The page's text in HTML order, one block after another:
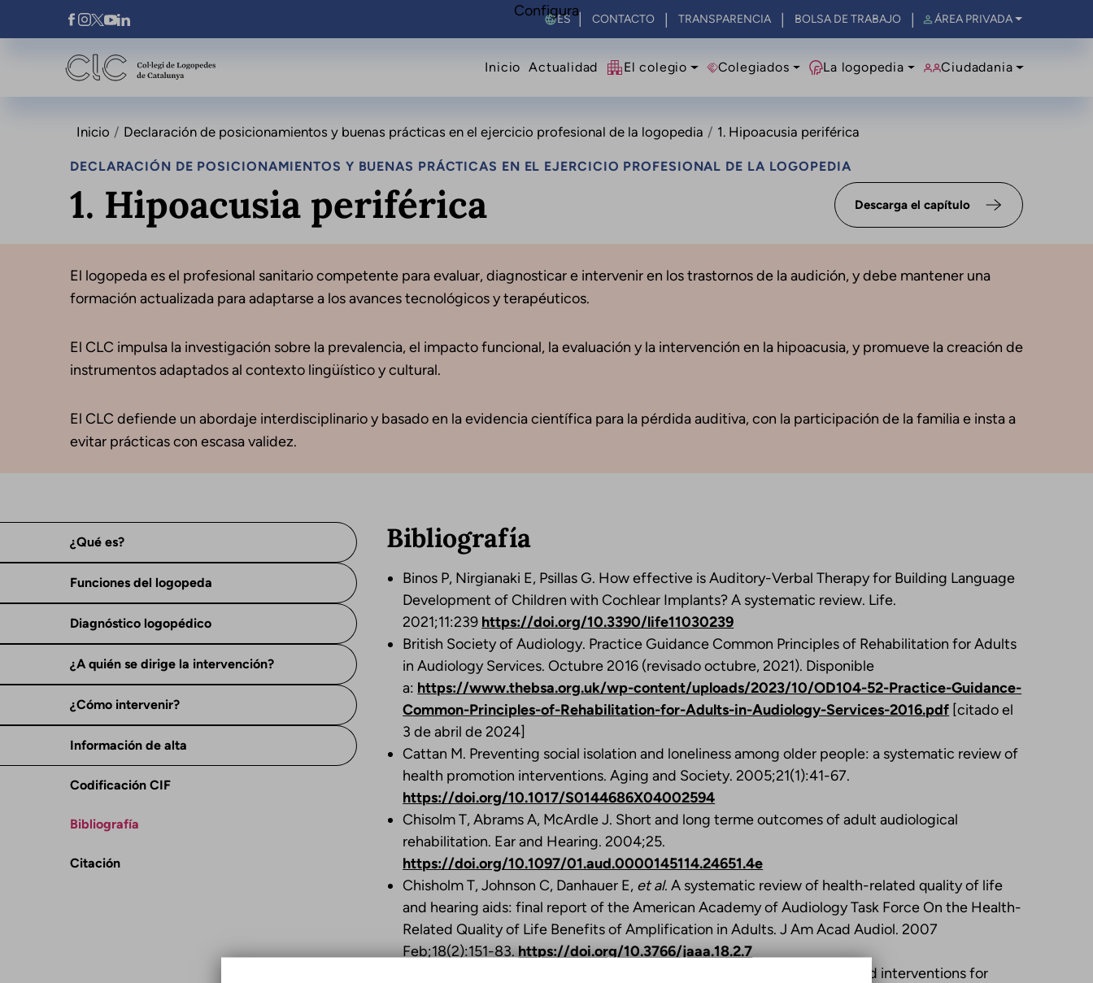
Pasar al contenido principal
Xarxes Socials Select your language
CONTACTO TRANSPARENCIA BOLSA DE TRABAJO ÁREA PRIVADA
Navegació principal
Inicio Actualidad El colegio Colegiados La logopedia Ciudadania
Inicio Declaración de posicionamientos y buenas prácticas en el ejercicio profesional de la logopedia 1. Hipoacusia periférica
DECLARACIÓN DE POSICIONAMIENTOS Y BUENAS PRÁCTICAS EN EL EJERCICIO PROFESIONAL DE LA LOGOPEDIA
1. Hipoacusia periférica Descarga el capítulo
El logopeda es el profesional sanitario competente para evaluar, diagnosticar e intervenir en los trastornos de la audición, y debe mantener una
formación actualizada para adaptarse a los avances tecnológicos y terapéuticos.
El CLC impulsa la investigación sobre la prevalencia, el impacto funcional, la evaluación y la intervención en la hipoacusia, y promueve la creación de
instrumentos adaptados al contexto lingüístico y cultural.
El CLC defiende un abordaje interdisciplinario y basado en la evidencia científica para la pérdida auditiva, con la participación de la familia e insta a
evitar prácticas con escasa validez.
¿Qué es?
Funciones del logopeda
Diagnóstico logopédico
¿A quién se dirige la intervención?
¿Cómo intervenir?
Información de alta
Codificación CIF
Bibliografía
Citación
Bibliografía
Binos P, Nirgianaki E, Psillas G. How effective is Auditory-Verbal Therapy for Building Language
Development of Children with Cochlear Implants? A systematic review. Life.
2021;11:239 https://doi.org/10.3390/life11030239
British Society of Audiology. Practice Guidance Common Principles of Rehabilitation for Adults
in Audiology Services. Octubre 2016 (revisado octubre, 2021). Disponible
a: https://www.thebsa.org.uk/wp-content/uploads/2023/10/OD104-52-Practice-Guidance-
Common-Principles-of-Rehabilitation-for-Adults-in-Audiology-Services-2016.pdf [citado el
3 de abril de 2024]
Cattan M. Preventing social isolation and loneliness among older people: a systematic review of
health promotion interventions. Aging and Society. 2005;21(1):41-67.
https://doi.org/10.1017/S0144686X04002594
Chisolm T, Abrams A, McArdle J. Short and long terme outcomes of adult audiological
rehabilitation. Ear and Hearing. 2004;25.
https://doi.org/10.1097/01.aud.0000145114.24651.4e
Chisholm T, Johnson C, Danhauer E, et al. A systematic review of health-related quality of life
and hearing aids: final report of the American Academy of Audiology Task Force On the Health-
Related Quality of Life Benefits of Amplification in Adults. J Am Acad Audiol. 2007
Feb;18(2):151-83.https://doi.org/10.3766/jaaa.18.2.7
Ferguson M, Maidment D, Henshaw H, Heffernan E, eds. Evidence-based interventions for
Configura